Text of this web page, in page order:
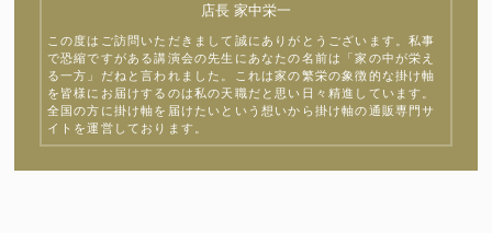
店長 家中栄一
この度はご訪問いただきまして誠にありがとうございます。私事
で恐縮ですがある講演会の先生にあなたの名前は「家の中が栄え
る一方」だねと言われました。これは家の繁栄の象徴的な掛け軸
を皆様にお届けするのは私の天職だと思い日々精進しています。
全国の方に掛け軸を届けたいという想いから掛け軸の通販専門サ
イトを運営しております。